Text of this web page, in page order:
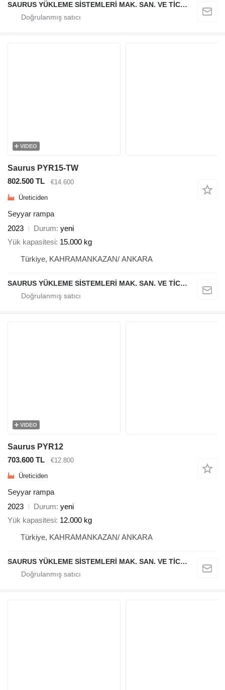
SAURUS YÜKLEME SİSTEMLERİ MAK. SAN. VE TİC. LTD. ŞTİ.
VIDEO
Saurus PYR15-TW
802.500 TL
€14.600
Üreticiden
Seyyar rampa
2023
Durum yeni
Yük kapasitesi 15.000 kg
Türkiye, KAHRAMANKAZAN/ ANKARA
SAURUS YÜKLEME SİSTEMLERİ MAK. SAN. VE TİC. LTD. ŞTİ.
VIDEO
Saurus PYR12
703.600 TL
€12.800
Üreticiden
Seyyar rampa
2023
Durum yeni
Yük kapasitesi 12.000 kg
Türkiye, KAHRAMANKAZAN/ ANKARA
SAURUS YÜKLEME SİSTEMLERİ MAK. SAN. VE TİC. LTD. ŞTİ.